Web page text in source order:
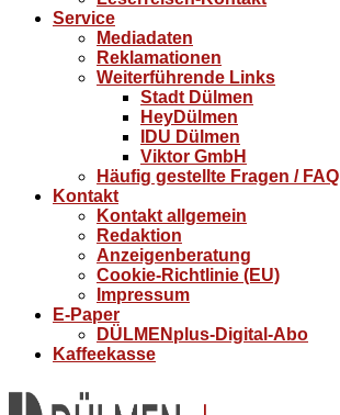
Service
Mediadaten
Reklamationen
Weiterführende Links
Stadt Dülmen
HeyDülmen
IDU Dülmen
Viktor GmbH
Häufig gestellte Fragen / FAQ
Kontakt
Kontakt allgemein
Redaktion
Anzeigenberatung
Cookie-Richtlinie (EU)
Impressum
E-Paper
DÜLMENplus-Digital-Abo
Kaffeekasse